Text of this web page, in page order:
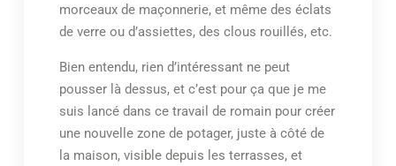
morceaux de maçonnerie, et même des éclats
de verre ou d’assiettes, des clous rouillés, etc.
Bien entendu, rien d’intéressant ne peut
pousser là dessus, et c’est pour ça que je me
suis lancé dans ce travail de romain pour créer
une nouvelle zone de potager, juste à côté de
la maison, visible depuis les terrasses, et